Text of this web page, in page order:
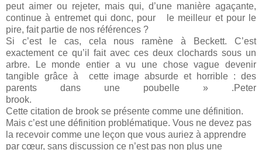
peut aimer ou rejeter, mais qui, d’une manière agaçante,
continue à entremet qui donc, pour le meilleur et pour le
pire, fait partie de nos références ?
Si c’est le cas, cela nous ramène à Beckett. C’est
exactement ce qu’il fait avec ces deux clochards sous un
arbre. Le monde entier a vu une chose vague devenir
tangible grâce à cette image absurde et horrible : des
parents dans une poubelle » .Peter
brook.
Cette citation de brook se présente comme une définition.
Mais c’est une définition problématique. Vous ne devez pas
la recevoir comme une leçon que vous auriez à apprendre
par cœur, sans discussion ce n’est pas non plus une